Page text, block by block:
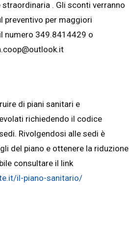
. Gli sconti verranno
preventivo per maggiori
numero 349.8414429 o
di piani sanitari e
richiedendo il codice
Rivolgendosi alle sedi è
del piano e ottenere la riduzione
consultare il link
il-piano-sanitario/